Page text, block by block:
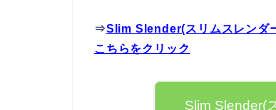
⇒Slim Slender(スリムスレンダ
こちらをクリック
Slim Slender(